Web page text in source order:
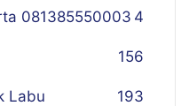
081385550003 4
156
Labu 193